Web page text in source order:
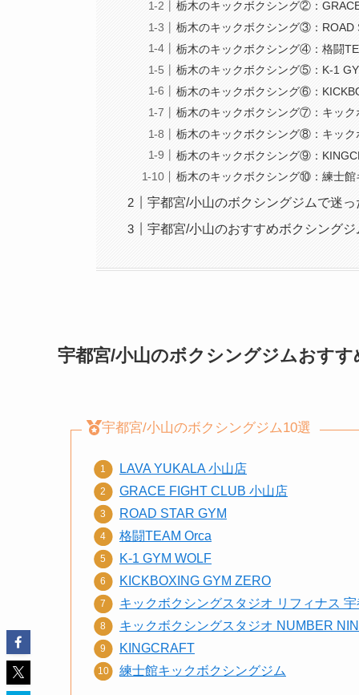
栃木のキックボクシング②：
栃木のキックボクシング③：ROAD
栃木のキックボクシング④：格闘
栃木のキックボクシング⑤：K‑1
栃木のキックボクシング⑥：
栃木のキックボクシング⑦：キッ
栃木のキックボクシング⑧：キッ
栃木のキックボクシング⑨：
栃木のキックボクシング⑩：練士館
宇都宮/小山のボクシングジムで迷
宇都宮/小山のおすすめボクシング
宇都宮/小山のボクシングジムおす
宇都宮/小山のボクシングジム10選
LAVA YUKALA 小山店
GRACE FIGHT CLUB 小山店
ROAD STAR GYM
格闘TEAM Orca
K‑1 GYM WOLF
KICKBOXING GYM ZERO
キックボクシングスタジオ リフィナス
キックボクシングスタジオ NUMBER
KINGCRAFT
練士館キックボクシングジム